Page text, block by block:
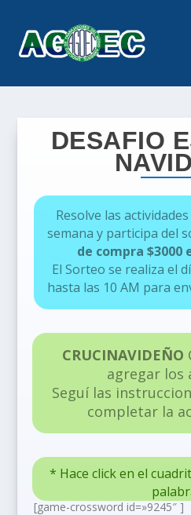
DESAFIO
Resolve las
semana y participa del
de compra $3000
El Sorteo se realiza el
hasta las 10 AM para
CRUCINAVIDEÑO
agregar los
Seguí las
completar la
* Hace click en el
[game-crossword id=»9245″ ]